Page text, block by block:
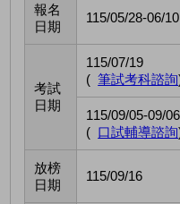
報名
日期
115/05/28-06/10
考試
日期
115/07/19
( 筆試考科諮詢
115/09/05-09/06
( 口試輔導諮詢
放榜
日期
115/09/16